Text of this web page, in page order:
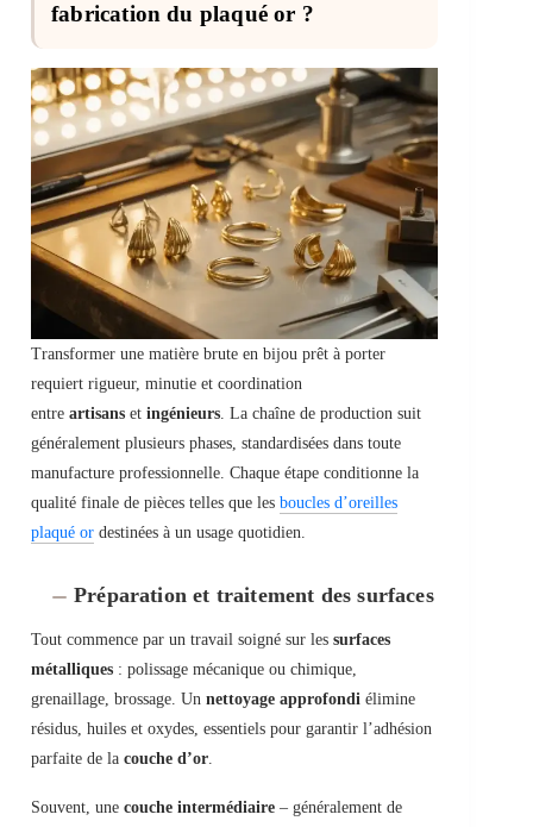
fabrication du plaqué or ?
Transformer une matière brute en bijou prêt à porter
requiert rigueur, minutie et coordination
entre artisans et ingénieurs. La chaîne de production suit
généralement plusieurs phases, standardisées dans toute
manufacture professionnelle. Chaque étape conditionne la
qualité finale de pièces telles que les boucles d’oreilles
plaqué or destinées à un usage quotidien.
Préparation et traitement des surfaces
Tout commence par un travail soigné sur les surfaces
métalliques : polissage mécanique ou chimique,
grenaillage, brossage. Un nettoyage approfondi élimine
résidus, huiles et oxydes, essentiels pour garantir l’adhésion
parfaite de la couche d’or.
Souvent, une couche intermédiaire – généralement de